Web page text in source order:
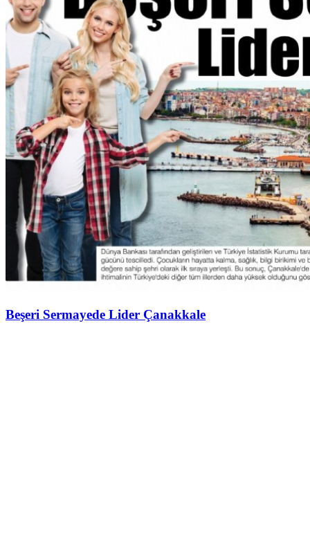
Beşeri Sermayede Lider Çanakkale